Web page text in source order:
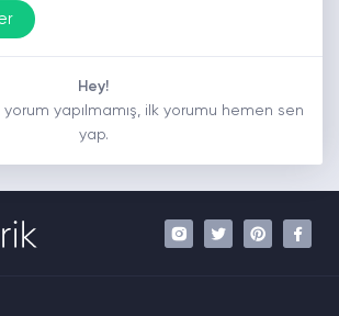
Hey!
yorum yapılmamış, ilk yorumu hemen sen
yap.